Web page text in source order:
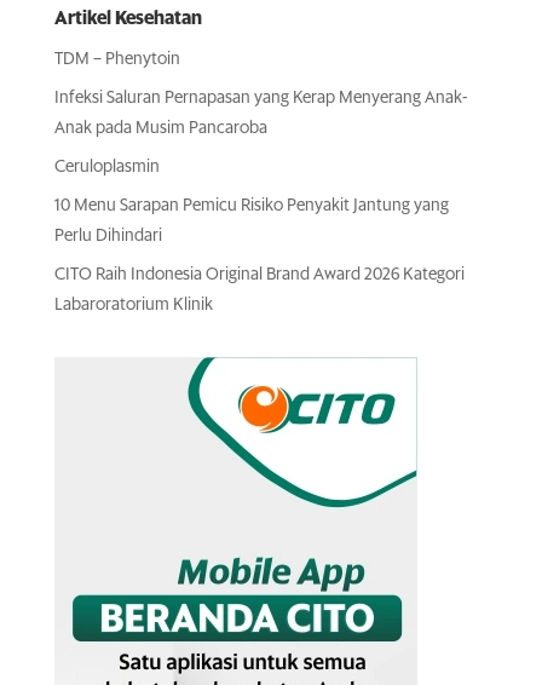
Artikel Kesehatan
TDM – Phenytoin
Infeksi Saluran Pernapasan yang Kerap Menyerang Anak-
Anak pada Musim Pancaroba
Ceruloplasmin
10 Menu Sarapan Pemicu Risiko Penyakit Jantung yang
Perlu Dihindari
CITO Raih Indonesia Original Brand Award 2026 Kategori
Labaroratorium Klinik